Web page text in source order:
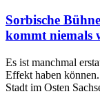
Sorbische
kommt niemals
Es ist manchmal
Effekt haben
Stadt im Osten